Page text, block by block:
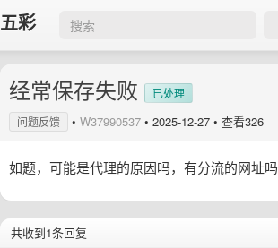
五彩
经常保存失败
已处理
问题反馈
• W37990537 • 2025-12-27 • 查看326
如题，可能是代理的原因吗，有分流的网址吗
共收到1条回复